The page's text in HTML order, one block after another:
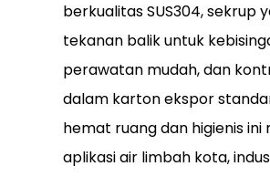
berkualitas SUS304,
tekanan balik untuk
perawatan mudah, dan
dalam karton ekspor
hemat ruang dan higienis
aplikasi air limbah kota,